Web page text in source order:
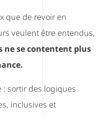
que de revoir en
veulent être entendus,
ne se contentent plus
sortir des logiques
inclusives et